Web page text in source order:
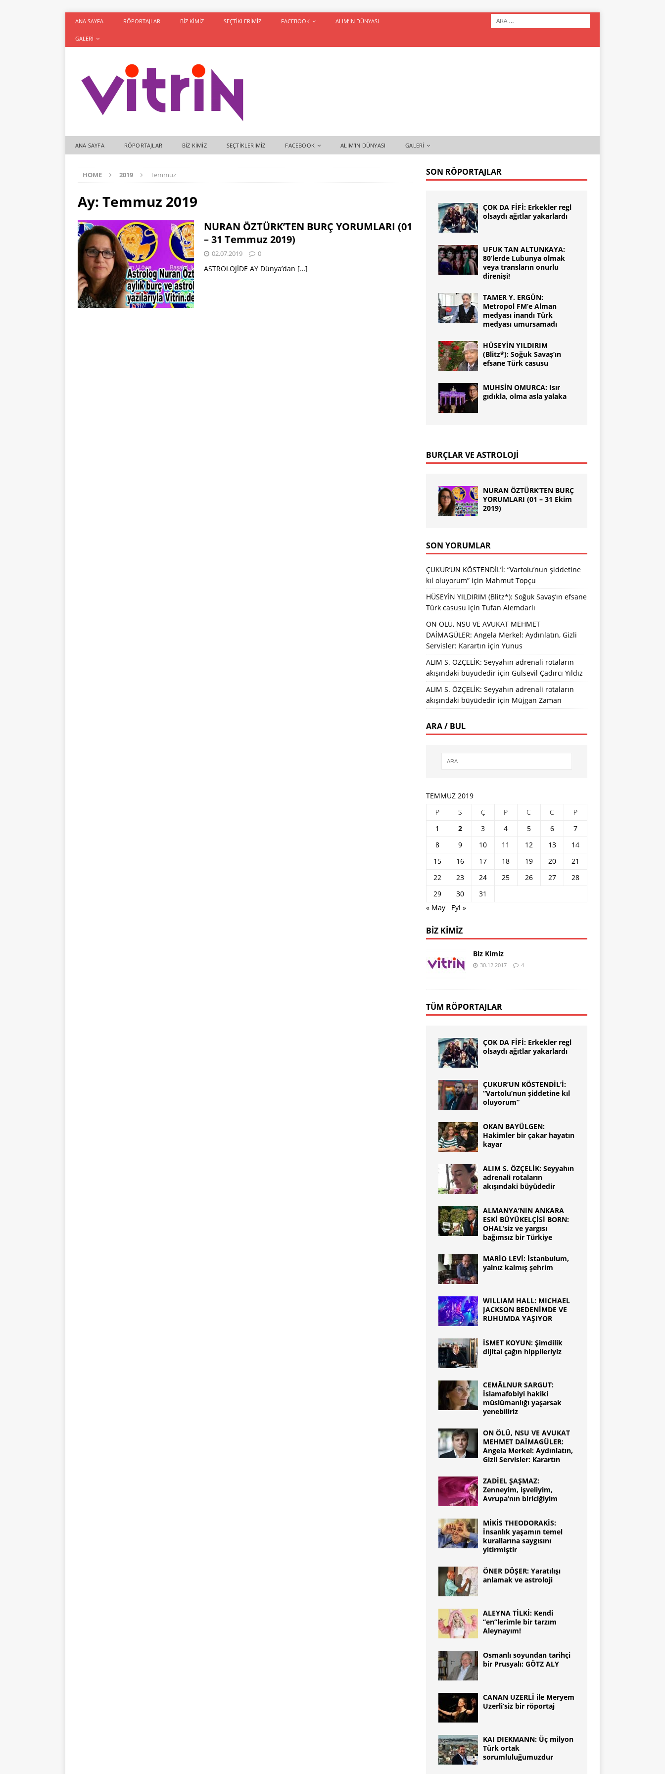
ANA SAYFA RÖPORTAJLAR BIZ KIMIZ SEÇTIKLERIMIZ FACEBOOK ALIM’IN DÜNYASI
GALERI
ANA SAYFA RÖPORTAJLAR BIZ KIMIZ SEÇTIKLERIMIZ FACEBOOK ALIM’IN DÜNYASI GALERI
HOME 2019 Temmuz
Ay: Temmuz 2019
NURAN ÖZTÜRK’TEN BURÇ YORUMLARI (01
– 31 Temmuz 2019)
02.07.2019 0
ASTROLOJİDE AY Dünya’dan […]
SON RÖPORTAJLAR
ÇOK DA FİFİ: Erkekler regl
olsaydı ağıtlar yakarlardı
UFUK TAN ALTUNKAYA:
80’lerde Lubunya olmak
veya transların onurlu
direnişi!
TAMER Y. ERGÜN:
Metropol FM’e Alman
medyası inandı Türk
medyası umursamadı
HÜSEYİN YILDIRIM
(Blitz*): Soğuk Savaş’ın
efsane Türk casusu
MUHSİN OMURCA: Isır
gıdıkla, olma asla yalaka
BURÇLAR VE ASTROLOJİ
NURAN ÖZTÜRK’TEN BURÇ
YORUMLARI (01 – 31 Ekim
2019)
SON YORUMLAR
ÇUKUR’UN KÖSTENDİL’İ: “Vartolu’nun şiddetine
kıl oluyorum”için Mahmut Topçu
HÜSEYİN YILDIRIM (Blitz*): Soğuk Savaş’ın efsane
Türk casusu için Tufan Alemdarlı
ON ÖLÜ, NSU VE AVUKAT MEHMET
DAİMAGÜLER: Angela Merkel: Aydınlatın, Gizli
Servisler: Karartın için Yunus
ALIM S. ÖZÇELİK: Seyyahın adrenali rotaların
akışındaki büyüdediriçin Gülsevil Çadırcı Yıldız
ALIM S. ÖZÇELİK: Seyyahın adrenali rotaların
akışındaki büyüdediriçin Müjgan Zaman
ARA / BUL
TEMMUZ 2019
P
S Ç P C C
P
1
2 3 4 5 6
7
8
9 10 11 12 13
14
15
16 17 18 19 20
21
22
23 24 25 26 27
28
29
30
31
« May
Eyl »
BIZ KIMIZ
Biz Kimiz
30.12.2017 4
TÜM RÖPORTAJLAR
ÇOK DA FİFİ: Erkekler regl
olsaydı ağıtlar yakarlardı
ÇUKUR’UN KÖSTENDİL’İ:
“Vartolu’nun şiddetine kıl
oluyorum”
OKAN BAYÜLGEN:
Hakimler bir çakar hayatın
kayar
ALIM S. ÖZÇELİK: Seyyahın
adrenali rotaların
akışındaki büyüdedir
ALMANYA’NIN ANKARA
ESKİ BÜYÜKELÇİSİ BORN:
OHAL’siz ve yargısı
bağımsız bir Türkiye
MARİO LEVİ: İstanbulum,
yalnız kalmış şehrim
WILLIAM HALL: MICHAEL
JACKSON BEDENİMDE VE
RUHUMDA YAŞIYOR
İSMET KOYUN: Şimdilik
dijital çağın hippileriyiz
CEMÂLNUR SARGUT:
İslamafobiyi hakiki
müslümanlığı yaşarsak
yenebiliriz
ON ÖLÜ, NSU VE AVUKAT
MEHMET DAİMAGÜLER:
Angela Merkel: Aydınlatın,
Gizli Servisler: Karartın
ZADİEL ŞAŞMAZ:
Zenneyim, işveliyim,
Avrupa’nın biriciğiyim
MİKİS THEODORAKİS:
İnsanlık yaşamın temel
kurallarına saygısını
yitirmiştir
ÖNER DÖŞER: Yaratılışı
anlamak ve astroloji
ALEYNA TİLKİ: Kendi
”en”lerimle bir tarzım
Aleynayım!
Osmanlı soyundan tarihçi
bir Prusyalı: GÖTZ ALY
CANAN UZERLİ ile Meryem
Uzerli’siz bir röportaj
KAI DIEKMANN: Üç milyon
Türk ortak
sorumluluğumuzdur